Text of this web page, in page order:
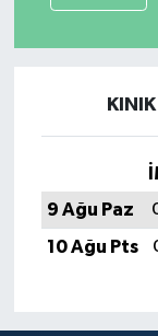
9 Ağu Paz
10 Ağu Pts